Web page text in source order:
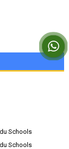
Schools
Schools